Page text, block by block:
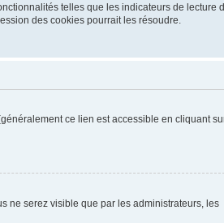
telles que les indicateurs de lecture
des cookies pourrait les résoudre.
ce lien est accessible en cliquant
ne serez visible que par les administrateurs, les